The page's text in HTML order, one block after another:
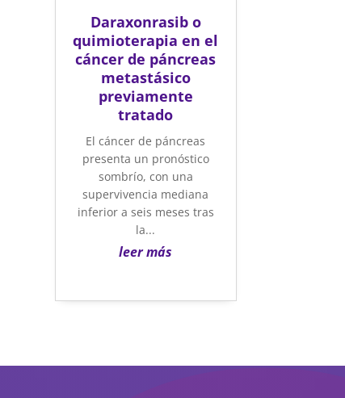
Daraxonrasib o
quimioterapia en el
cáncer de páncreas
metastásico
previamente
tratado
El cáncer de páncreas
presenta un pronóstico
sombrío, con una
supervivencia mediana
inferior a seis meses tras
la...
leer más